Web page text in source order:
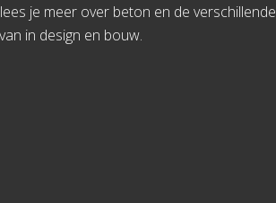
je meer over beton en de verschillende
in design en bouw.